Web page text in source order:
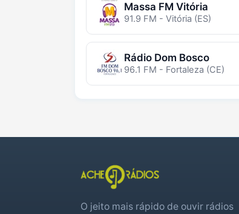
Massa FM Vitória
91.9 FM - Vitória (ES)
Rádio Dom Bosco
96.1 FM - Fortaleza (CE)
O jeito mais rápido de ouvir rádios